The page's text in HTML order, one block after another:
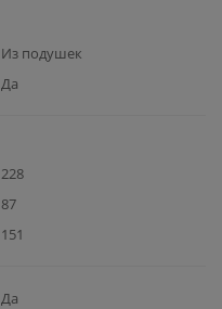
Из подушек
Да
228
87
151
Да